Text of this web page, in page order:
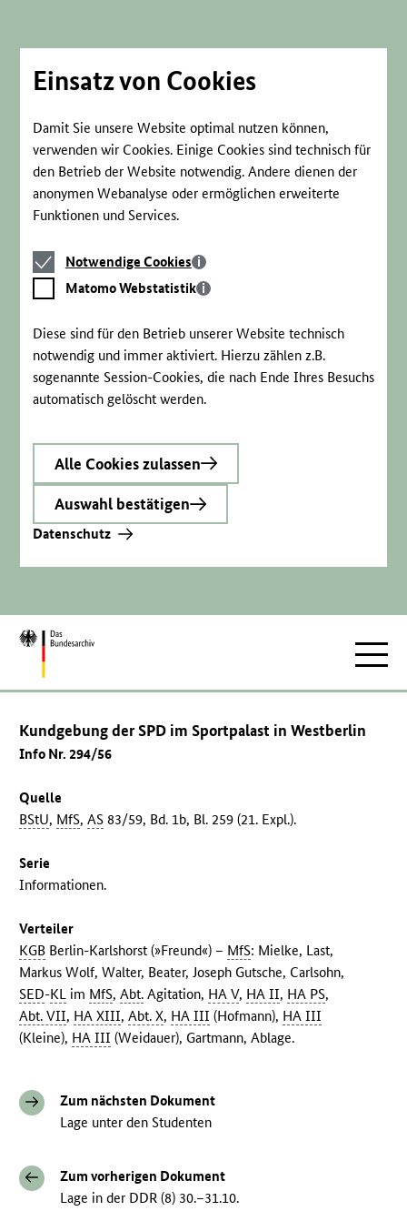
Einsatz von Cookies
Damit Sie unsere Website optimal nutzen können,
verwenden wir Cookies. Einige Cookies sind technisch für
den Betrieb der Website notwendig. Andere dienen der
anonymen Webanalyse oder ermöglichen erweiterte
Funktionen und Services.
Notwendige
Cookies
Notwendige Cookies
Matomo
Webstatistik
Matomo Webstatistik
Diese sind für den Betrieb unserer Website technisch
notwendig und immer aktiviert. Hierzu zählen z.B.
sogenannte Session-Cookies, die nach Ende Ihres Besuchs
automatisch gelöscht werden.
Alle Cookies zulassen
Auswahl bestätigen
Datenschutz
Zur
Kundgebung der SPD im Sportpalast in Westberlin
Info Nr. 294/56
Quelle
BStU, MfS,AS 83/59, Bd. 1b, Bl. 259 (21. Expl.).
Serie
Informationen.
Verteiler
KGB Berlin-Karlshorst (»Freund«) – MfS: Mielke, Last,
Markus Wolf, Walter, Beater, Joseph Gutsche, Carlsohn,
SED-KL im MfS,Abt. Agitation, HA V, HA II, HA PS,
Abt. VII, HA XIII,Abt. X, HA III (Hofmann), HA III
(Kleine), HA III (Weidauer), Gartmann, Ablage.
Zum nächsten Dokument
Lage unter den Studenten
Zum vorherigen Dokument
Lage in der DDR (8) 30.–31.10.